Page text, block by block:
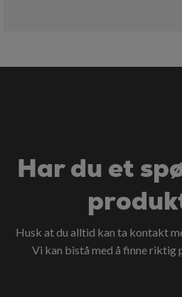
Har du et
Husk at du alltid kan ta kontakt
Vi kan bistå med å finne